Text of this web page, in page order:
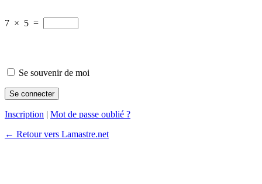
7 × 5 =
Se souvenir de moi
Inscription | Mot de passe oublié ?
← Retour vers Lamastre.net